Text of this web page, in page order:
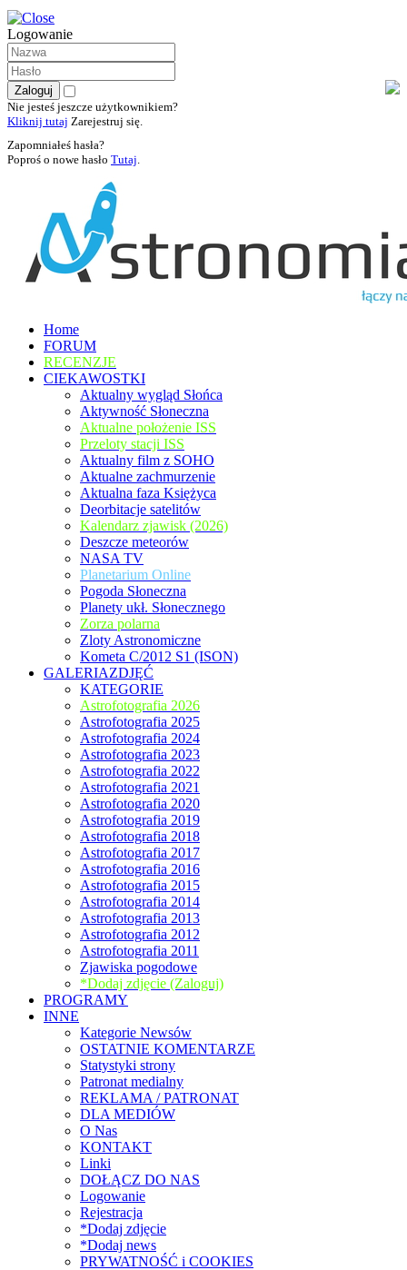
Logowanie
Nie jesteś jeszcze użytkownikiem?
Kliknij tutaj Zarejestruj się.
Zapomniałeś hasła?
Poproś o nowe hasło Tutaj.
Home
FORUM
RECENZJE
CIEKAWOSTKI
Aktualny wygląd Słońca
Aktywność Słoneczna
Aktualne położenie ISS
Przeloty stacji ISS
Aktualny film z SOHO
Aktualne zachmurzenie
Aktualna faza Księżyca
Deorbitacje satelitów
Kalendarz zjawisk (2026)
Deszcze meteorów
NASA TV
Planetarium Online
Pogoda Słoneczna
Planety ukł. Słonecznego
Zorza polarna
Zloty Astronomiczne
Kometa C/2012 S1 (ISON)
GALERIAZDJĘĆ
KATEGORIE
Astrofotografia 2026
Astrofotografia 2025
Astrofotografia 2024
Astrofotografia 2023
Astrofotografia 2022
Astrofotografia 2021
Astrofotografia 2020
Astrofotografia 2019
Astrofotografia 2018
Astrofotografia 2017
Astrofotografia 2016
Astrofotografia 2015
Astrofotografia 2014
Astrofotografia 2013
Astrofotografia 2012
Astrofotografia 2011
Zjawiska pogodowe
*Dodaj zdjęcie (Zaloguj)
PROGRAMY
INNE
Kategorie Newsów
OSTATNIE KOMENTARZE
Statystyki strony
Patronat medialny
REKLAMA / PATRONAT
DLA MEDIÓW
O Nas
KONTAKT
Linki
DOŁĄCZ DO NAS
Logowanie
Rejestracja
*Dodaj zdjęcie
*Dodaj news
PRYWATNOŚĆ i COOKIES